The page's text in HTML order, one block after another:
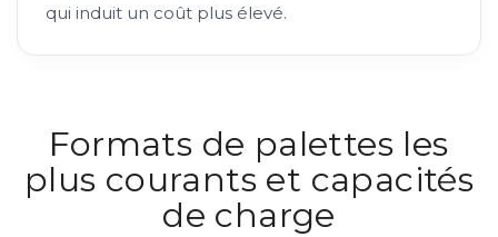
qui induit un coût plus élevé.
Formats de palettes les
plus courants et capacités
de charge